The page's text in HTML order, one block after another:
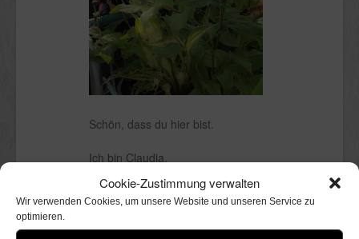
Cookie-Zustimmung verwalten
Wir verwenden Cookies, um unsere Website und unseren Service zu
optimieren.
Schön, dass du hier bist.
Ich bin Claudia.
mit Freude herumwühle. Perfekt
wird er niemals sein, nicht einmal